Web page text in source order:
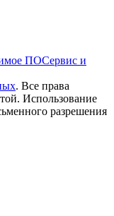
ПОСервис и
. Все права
Использование
разрешения